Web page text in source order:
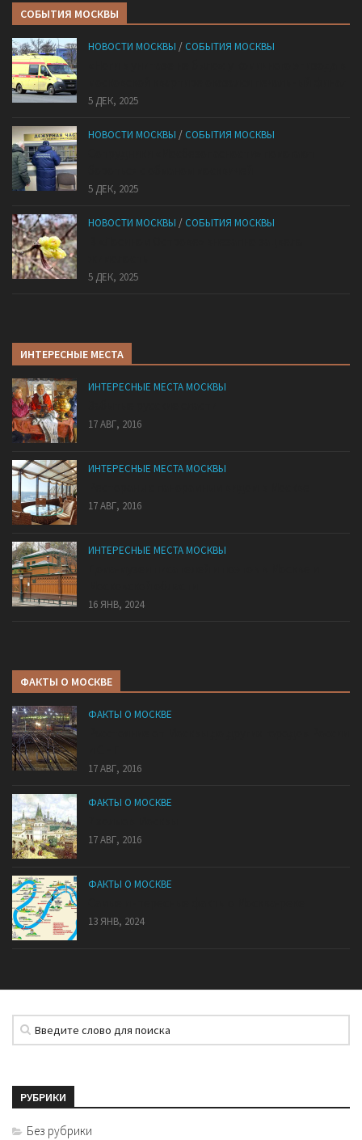
СОБЫТИЯ МОСКВЫ
НОВОСТИ МОСКВЫ / СОБЫТИЯ МОСКВЫ
5 ДЕК, 2025
НОВОСТИ МОСКВЫ / СОБЫТИЯ МОСКВЫ
5 ДЕК, 2025
НОВОСТИ МОСКВЫ / СОБЫТИЯ МОСКВЫ
5 ДЕК, 2025
ИНТЕРЕСНЫЕ МЕСТА
ИНТЕРЕСНЫЕ МЕСТА МОСКВЫ
17 АВГ, 2016
ИНТЕРЕСНЫЕ МЕСТА МОСКВЫ
17 АВГ, 2016
ИНТЕРЕСНЫЕ МЕСТА МОСКВЫ
16 ЯНВ, 2024
ФАКТЫ О МОСКВЕ
ФАКТЫ О МОСКВЕ
17 АВГ, 2016
ФАКТЫ О МОСКВЕ
17 АВГ, 2016
ФАКТЫ О МОСКВЕ
13 ЯНВ, 2024
РУБРИКИ
Без рубрики